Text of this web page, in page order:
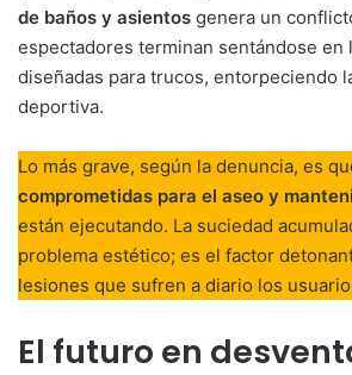
de baños y asientos genera un
espectadores terminan sentándose en
diseñadas para trucos, entorpeciendo
deportiva.
Lo más grave, según la denuncia, es
comprometidas para el aseo y
están ejecutando. La suciedad
problema estético; es el factor
lesiones que sufren a diario los
El futuro en